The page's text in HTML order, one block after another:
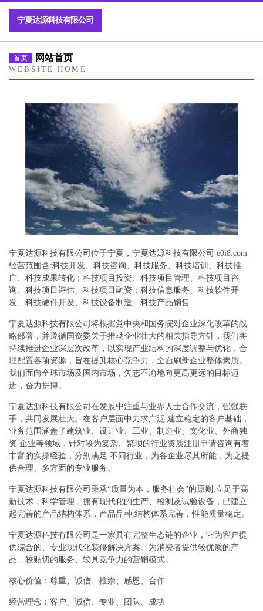
宁夏达源科技有限公司
首页 网站首页
WEBSITE HOME
宁夏达源科技有限公司位于宁夏，宁夏达源科技有限公司 e0i8.com
经营范围含:科技开发、科技咨询、科技服务、科技培训、科技推
广、科技成果转化；科技项目投资、科技项目管理、科技项目咨
询、科技项目评估、科技项目融资；科技信息服务、科技软件开
发、科技硬件开发、科技设备制造、科技产品销售
宁夏达源科技有限公司将根据党中央和国务院对企业深化改革的战
略部署，并遵循国资委关于推动企业壮大的相关指导方针，我们将
持续推进企业深层次改革，以实现产业结构的深度调整与优化，合
理配置各项资源，旨在提升核心竞争力，全面刷新企业整体素质。
我们面向全球市场及国内市场，矢志不渝地向更高更远的目标迈
进，奋力拼搏。
宁夏达源科技有限公司在发展中注重与业界人士合作交流，强强联
手，共同发展壮大。在客户层面中力求广泛 建立稳定的客户基础，
业务范围涵盖了建筑业、设计业、工业、制造业、文化业、外商独
资 企业等领域，针对较为复杂、繁琐的行业资质注册申请咨询有着
丰富的实操经验，分别满足 不同行业，为各企业尽其所能，为之提
供合理、多方面的专业服务。
宁夏达源科技有限公司秉承“质量为本，服务社会”的原则,立足于高
新技术，科学管理，拥有现代化的生产、检测及试验设备，已建立
起完善的产品结构体系，产品品种,结构体系完善，性能质量稳定。
宁夏达源科技有限公司是一家具有完整生态链的企业，它为客户提
供综合的、专业现代化装修解决方案。为消费者提供较优质的产
品、较贴切的服务、较具竞争力的营销模式。
核心价值：尊重、诚信、推崇、感恩、合作
经营理念：客户、诚信、专业、团队、成功